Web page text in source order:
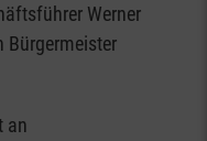
Werner
Bürgermeister
an